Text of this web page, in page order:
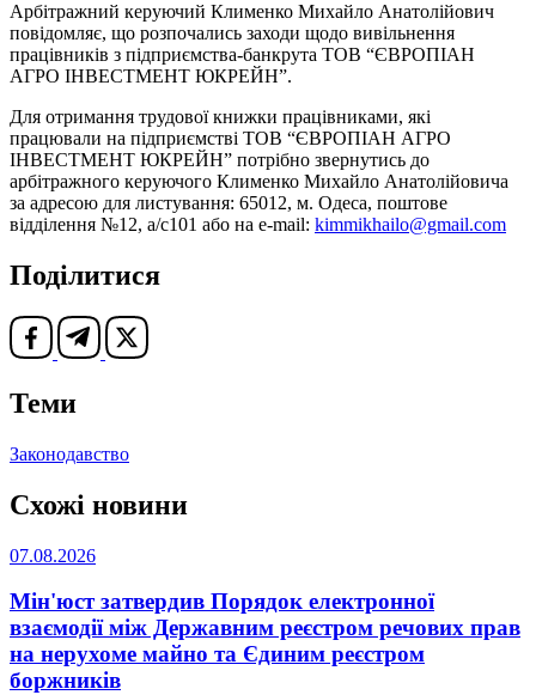
Арбітражний керуючий Клименко Михайло Анатолійович
повідомляє, що розпочались заходи щодо вивільнення
працівників з підприємства-банкрута ТОВ “ЄВРОПІАН
АГРО ІНВЕСТМЕНТ ЮКРЕЙН”.
Для отримання трудової книжки працівниками, які
працювали на підприємстві ТОВ “ЄВРОПІАН АГРО
ІНВЕСТМЕНТ ЮКРЕЙН” потрібно звернутись до
арбітражного керуючого Клименко Михайло Анатолійовича
за адресою для листування: 65012, м. Одеса, поштове
відділення №12, а/с101 або на e-mail: kimmikhailo@gmail.com
Поділитися
Теми
Законодавство
Схожі новини
07.08.2026
Мін'юст затвердив Порядок електронної
взаємодії між Державним реєстром речових прав
на нерухоме майно та Єдиним реєстром
боржників